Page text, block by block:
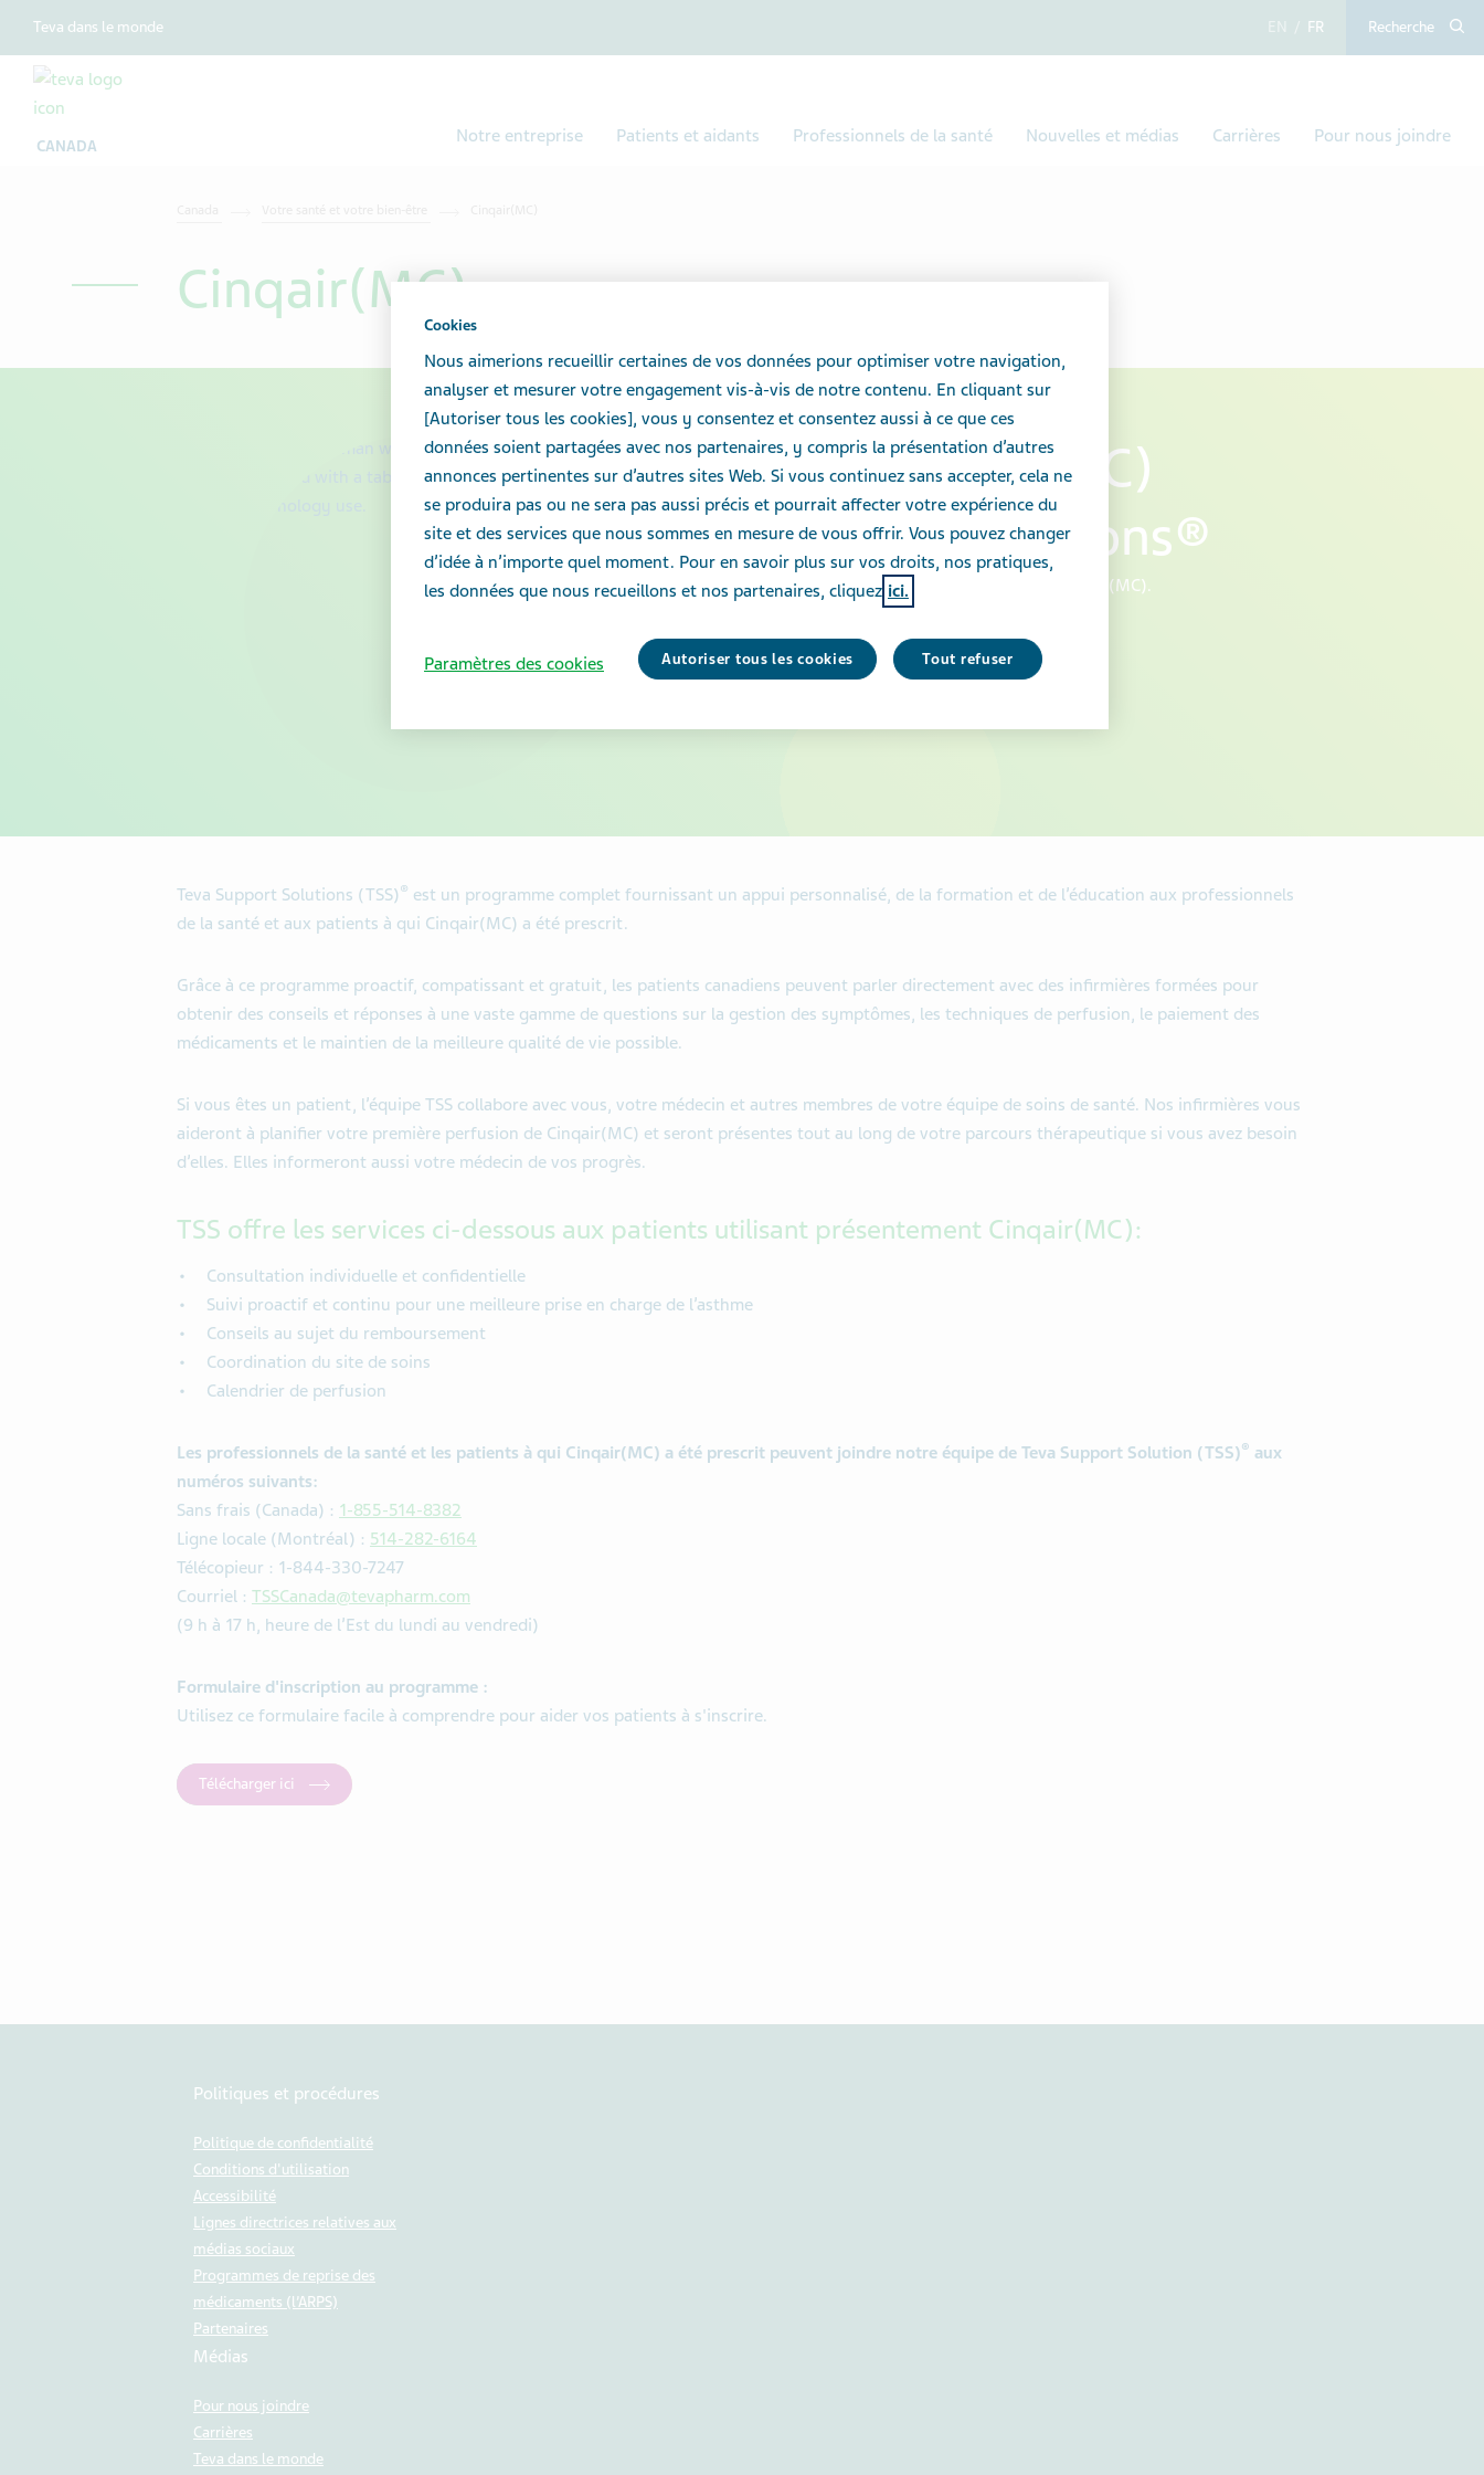
Teva dans le monde anglais françaisRecherche
Notre entreprise Patients et aidants Professionnels de la santé Nouvelles et médias Carrières Pour nous joindre
CANADA
Cinqair(MC)
Teva Cinqair(MC)
Support Solutions®
Soutien aux patients à qui l’on a prescrit Cinqair(MC).
Teva Support Solutions (TSS) ® est un programme complet fournissant un appui personnalisé, de la formation et de l’éducation aux professionnels
de la santé et aux patients à qui Cinqair(MC) a été prescrit.
Grâce à ce programme proactif, compatissant et gratuit, les patients canadiens peuvent parler directement avec des infirmières formées pour
obtenir des conseils et réponses à une vaste gamme de questions sur la gestion des symptômes, les techniques de perfusion, le paiement des
médicaments et le maintien de la meilleure qualité de vie possible.
Si vous êtes un patient, l’équipe TSS collabore avec vous, votre médecin et autres membres de votre équipe de soins de santé. Nos infirmières vous
aideront à planifier votre première perfusion de Cinqair(MC) et seront présentes tout au long de votre parcours thérapeutique si vous avez besoin
d’elles. Elles informeront aussi votre médecin de vos progrès.
TSS offre les services ci-dessous aux patients utilisant présentement Cinqair(MC):
Consultation individuelle et confidentielle
Suivi proactif et continu pour une meilleure prise en charge de l’asthme
Conseils au sujet du remboursement
Coordination du site de soins
Calendrier de perfusion
Les professionnels de la santé et les patients à qui Cinqair(MC) a été prescrit peuvent joindre notre équipe de Teva Support Solution (TSS)® aux
numéros suivants:
Sans frais (Canada) : 1-855-514-8382
Ligne locale (Montréal) : 514-282-6164
Télécopieur : 1-844-330-7247
Courriel : TSSCanada@tevapharm.com
(9 h à 17 h, heure de l’Est du lundi au vendredi)
Formulaire d'inscription au programme :
Utilisez ce formulaire facile à comprendre pour aider vos patients à s'inscrire.
Télécharger ici
Politiques et procédures
Politique de confidentialité
Conditions d'utilisation
Accessibilité
Lignes directrices relatives aux
médias sociaux
Programmes de reprise des
médicaments (l’ARPS)
Partenaires
Médias
Pour nous joindre
Carrières
Teva dans le monde
Cookies
Nous aimerions recueillir certaines de vos données pour optimiser votre navigation,
analyser et mesurer votre engagement vis-à-vis de notre contenu. En cliquant sur
[Autoriser tous les cookies], vous y consentez et consentez aussi à ce que ces
données soient partagées avec nos partenaires, y compris la présentation d’autres
annonces pertinentes sur d’autres sites Web. Si vous continuez sans accepter, cela ne
se produira pas ou ne sera pas aussi précis et pourrait affecter votre expérience du
site et des services que nous sommes en mesure de vous offrir. Vous pouvez changer
d’idée à n’importe quel moment. Pour en savoir plus sur vos droits, nos pratiques,
les données que nous recueillons et nos partenaires, cliquez ici.
Autoriser tous les cookies Tout refuser
Paramètres des cookies